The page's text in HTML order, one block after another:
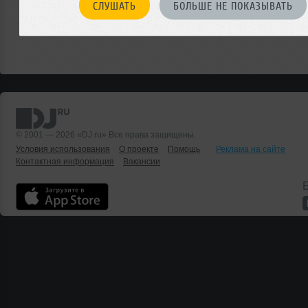
СЛУШАТЬ БОЛЬШЕ НЕ ПОКАЗЫВАТЬ
© 2001 — 2026 «DJ.ru» Все права защищены.
Условия использования
О проекте Помощь
Реклама на сайте
Контактная информация
Вакансии